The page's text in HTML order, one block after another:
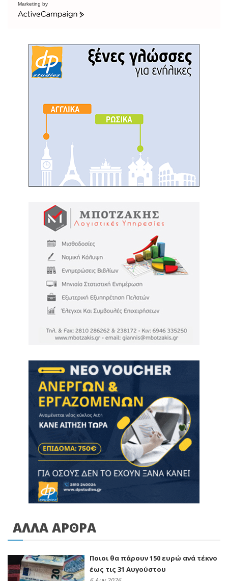
Marketing by
ΑΛΛΑ ΑΡΘΡΑ
Ποιοι θα πάρουν 150 ευρώ ανά τέκνο
έως τις 31 Αυγούστου